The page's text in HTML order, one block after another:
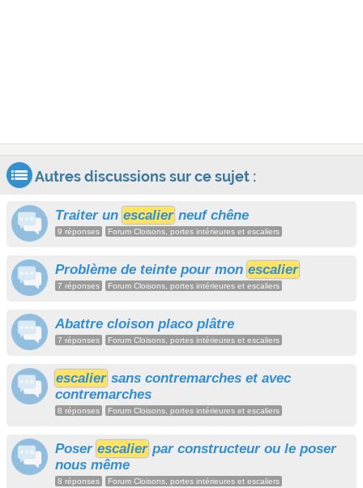
Autres discussions sur ce sujet :
Traiter un escalier neuf chêne
9 réponses Forum Cloisons, portes intérieures et escaliers
Problème de teinte pour mon escalier
7 réponses Forum Cloisons, portes intérieures et escaliers
Abattre cloison placo plâtre
7 réponses Forum Cloisons, portes intérieures et escaliers
escalier sans contremarches et avec
contremarches
8 réponses Forum Cloisons, portes intérieures et escaliers
Poser escalier par constructeur ou le poser
nous même
8 réponses Forum Cloisons, portes intérieures et escaliers